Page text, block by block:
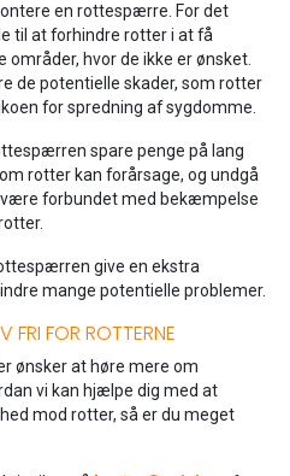
en rottespærre. For det
til at forhindre rotter i at få
hvor de ikke er ønsket.
de potentielle skader, som rotter
for spredning af sygdomme.
spare penge på lang
rotter kan forårsage, og undgå
forbundet med bekæmpelse
give en ekstra
mange potentielle problemer.
FOR ROTTERNE
ønsker at høre mere om
vi kan hjælpe dig med at
mod rotter, så er du meget